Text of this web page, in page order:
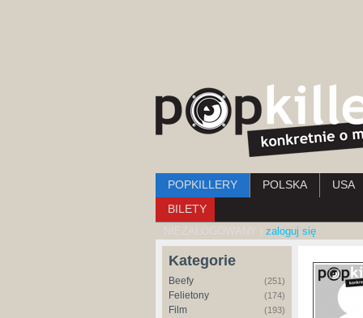
Menu główne
POPKILLERY POLSKA
USA
BILETY
NIEZALOGOWANY | zaloguj się
Kategorie
Beefy (251)
Felietony (174)
Film (193)